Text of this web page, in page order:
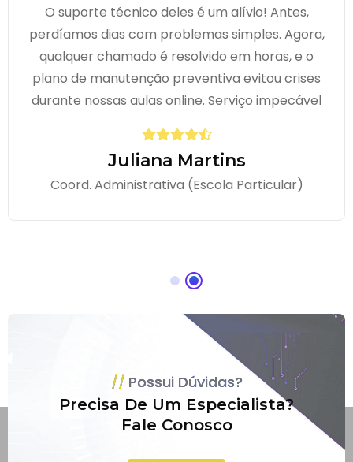
O suporte técnico deles é um alívio! Antes,
perdíamos dias com problemas simples. Agora,
qualquer chamado é resolvido em horas, e o
plano de manutenção preventiva evitou crises
durante nossas aulas online. Serviço impecável
Juliana Martins
Coord. Administrativa (Escola Particular)
Possui Dúvidas?
Precisa De Um Especialista?
Fale Conosco